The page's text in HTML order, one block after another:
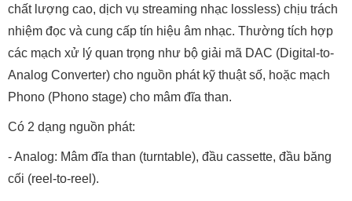
chất lượng cao, dịch vụ streaming nhạc lossless) chịu trách
nhiệm đọc và cung cấp tín hiệu âm nhạc. Thường tích hợp
các mạch xử lý quan trọng như bộ giải mã DAC (Digital-to-
Analog Converter) cho nguồn phát kỹ thuật số, hoặc mạch
Phono (Phono stage) cho mâm đĩa than.
Có 2 dạng nguồn phát:
- Analog: Mâm đĩa than (turntable), đầu cassette, đầu băng
cối (reel-to-reel).